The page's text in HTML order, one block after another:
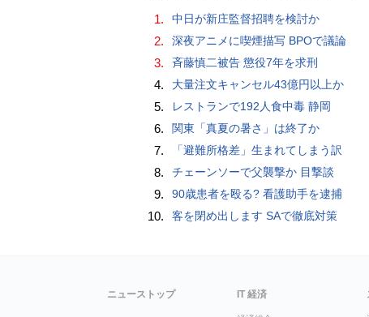
1. 中日が新庄監督招聘を検討か
2. 深夜アニメに喫煙描写 BPOで議論
3. 斉藤慎二被告 懲役7年を求刑
4. 大量注文キャンセル43億円以上か
5. レストランで192人食中毒 静岡
6. 関東「真夏の暑さ」は終了か
7. 「避難所格差」生まれてしまう訳
8. チェーンソーで父襲撃か 目撃談
9. 90歳患者を殴る? 看護助手を逮捕
10. 客を閉め出します SAで徹底対策
ニューストップ IT 経済